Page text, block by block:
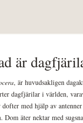
är
, är huvudsakligen
dagfjärilar i världen,
med hjälp av
Dom äter nektar med